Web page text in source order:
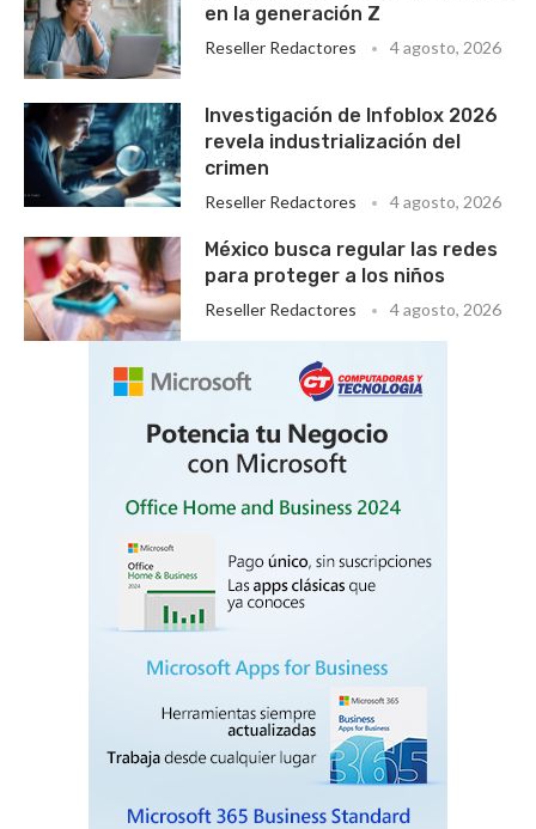
en la generación Z
Reseller Redactores 4 agosto, 2026
Investigación de Infoblox 2026
revela industrialización del
crimen
Reseller Redactores 4 agosto, 2026
México busca regular las redes
para proteger a los niños
Reseller Redactores 4 agosto, 2026